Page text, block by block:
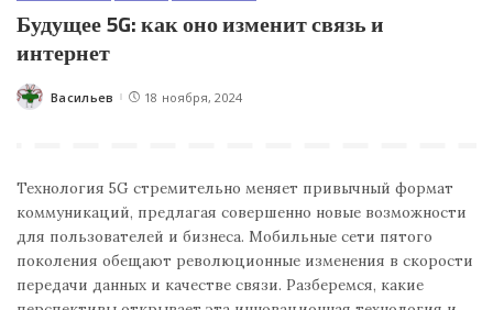
Будущее 5G: как оно изменит связь и
интернет
Posted
Васильев 18 ноября, 2024
Технология 5G стремительно меняет привычный формат
коммуникаций, предлагая совершенно новые возможности
для пользователей и бизнеса. Мобильные сети пятого
поколения обещают революционные изменения в скорости
передачи данных и качестве связи. Разберемся, какие